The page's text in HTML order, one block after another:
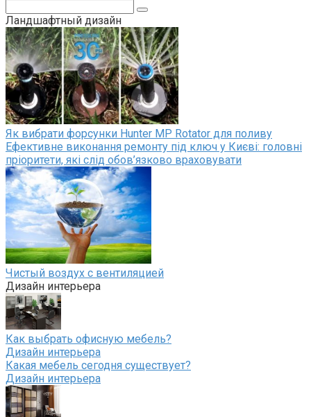
Ландшафтный дизайн
Як вибрати форсунки Hunter MP Rotator для поливу
Ефективне виконання ремонту під ключ у Києві: головні
пріоритети, які слід обов’язково враховувати
Чистый воздух с вентиляцией
Дизайн интерьера
Как выбрать офисную мебель?
Дизайн интерьера
Какая мебель сегодня существует?
Дизайн интерьера